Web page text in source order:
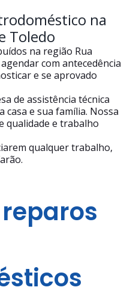
na
Toledo
na região Rua
com antecedência
e se aprovado
de assistência técnica
e sua família. Nossa
qualidade e trabalho
qualquer trabalho,